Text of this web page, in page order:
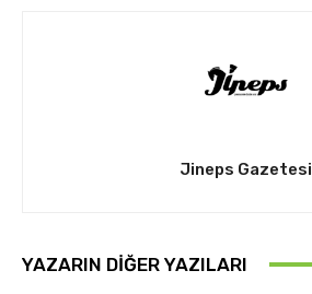
Jineps Gazetesi
YAZARIN DIĞER YAZILARI